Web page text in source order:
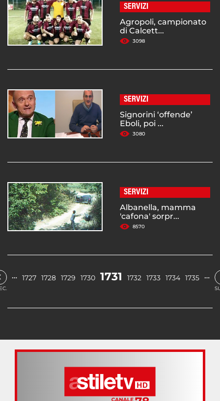
SERVIZI
Agropoli, campionato
di Calcett...
3098
SERVIZI
Signorini ‘offende’
Eboli, poi ...
3080
SERVIZI
Albanella, mamma
'cafona' sorpr...
8570
… 1727 1728 1729 1730 1731 1732 1733 1734 1735 …